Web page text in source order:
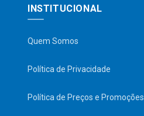
INSTITUCIONAL
Quem Somos
Política de Privacidade
Política de Preços e Promoções